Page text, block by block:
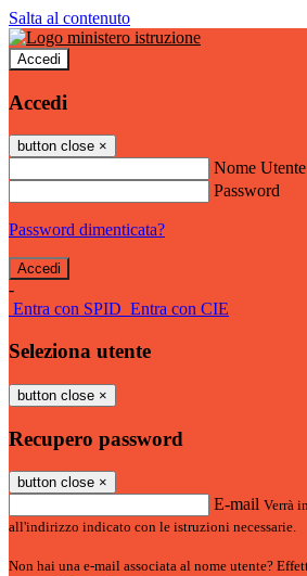
Salta al contenuto
Accedi
Accedi
button close ×
Nome Utente
Password
Password dimenticata?
-
Entra con SPID Entra con CIE
Seleziona utente
button close ×
Recupero password
button close ×
E-mail Verrà
all'indirizzo indicato con le istruzioni necessarie.
Non hai una e-mail associata al nome utente?